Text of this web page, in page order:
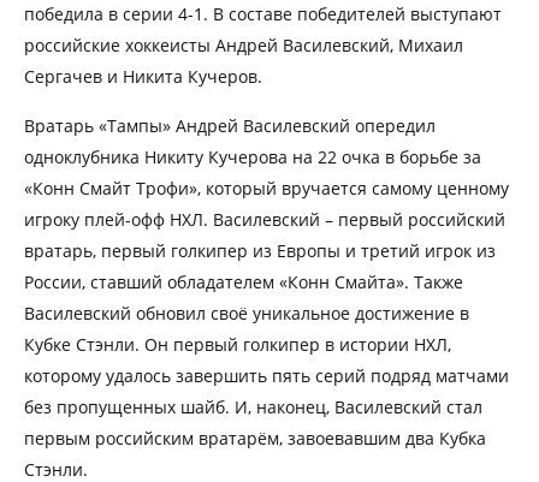
победила в серии 4-1. В составе победителей выступают
российские хоккеисты Андрей Василевский, Михаил
Сергачев и Никита Кучеров.
Вратарь «Тампы» Андрей Василевский опередил
одноклубника Никиту Кучерова на 22 очка в борьбе за
«Конн Смайт Трофи», который вручается самому ценному
игроку плей-офф НХЛ. Василевский – первый российский
вратарь, первый голкипер из Европы и третий игрок из
России, ставший обладателем «Конн Смайта». Также
Василевский обновил своё уникальное достижение в
Кубке Стэнли. Он первый голкипер в истории НХЛ,
которому удалось завершить пять серий подряд матчами
без пропущенных шайб. И, наконец, Василевский стал
первым российским вратарём, завоевавшим два Кубка
Стэнли.